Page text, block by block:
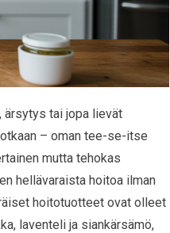
ärsytys tai jopa lievät
– oman tee-se-itse
mutta tehokas
hellävaraista hoitoa ilman
hoitotuotteet ovat olleet
laventeli ja siankärsämö,